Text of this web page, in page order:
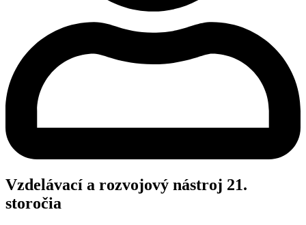
Vzdelávací a rozvojový nástroj 21.
storočia